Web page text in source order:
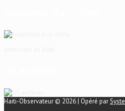
Haiti-Observateur © 2026 | Opéré par